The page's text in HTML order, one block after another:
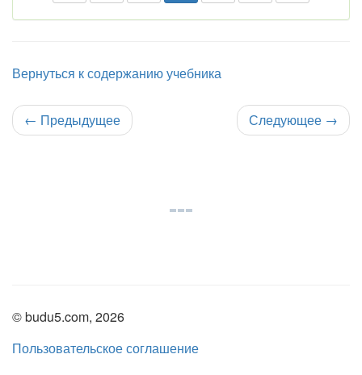
Вернуться к содержанию учебника
← Предыдущее Следующее →
© budu5.com, 2026
Пользовательское соглашение